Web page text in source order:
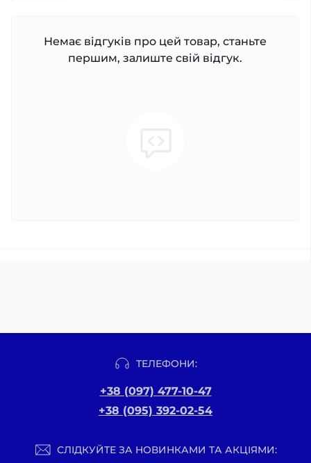
Немає відгуків про цей товар, станьте
першим, залиште свій відгук.
ТЕЛЕФОНИ:
+38 (097) 477-10-47
+38 (095) 392-02-54
СЛІДКУЙТЕ ЗА НОВИНКАМИ ТА АКЦІЯМИ: